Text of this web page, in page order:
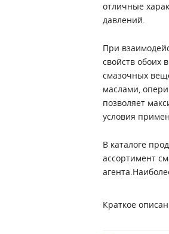
отличные
давлений.
При
свойств обоих
смазочных
маслами,
позволяет
условия
В каталоге
ассортимент
Краткое